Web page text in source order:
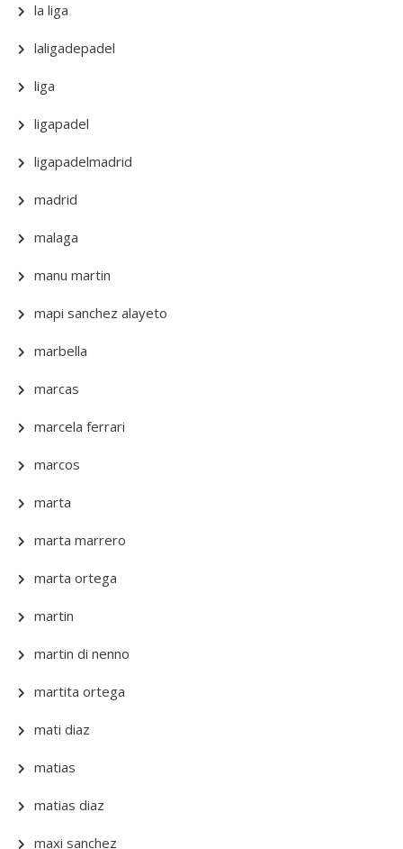
la liga
laligadepadel
liga
ligapadel
ligapadelmadrid
madrid
malaga
manu martin
mapi sanchez alayeto
marbella
marcas
marcela ferrari
marcos
marta
marta marrero
marta ortega
martin
martin di nenno
martita ortega
mati diaz
matias
matias diaz
maxi sanchez